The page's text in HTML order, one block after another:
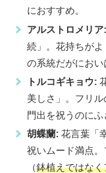
におすすめ。
アルストロメリア:
続」。花持ちが
の系統だがにおい
トルコギキョウ:
美しさ」。フリル
門出を祝うのにふ
胡蝶蘭: 花言葉「
祝いムード満点
（鉢植えではな